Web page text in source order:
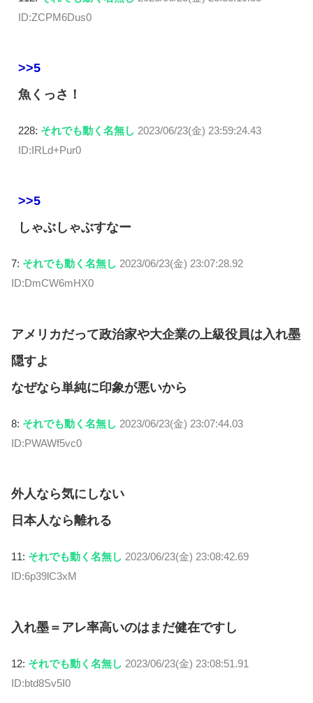
ID:ZCPM6Dus0
>>5
魚くっさ！
228: それでも動く名無し 2023/06/23(金) 23:59:24.43
ID:IRLd+Pur0
>>5
しゃぶしゃぶすなー
7: それでも動く名無し 2023/06/23(金) 23:07:28.92
ID:DmCW6mHX0
アメリカだって政治家や大企業の上級役員は入れ墨
隠すよ
なぜなら単純に印象が悪いから
8: それでも動く名無し 2023/06/23(金) 23:07:44.03
ID:PWAWf5vc0
外人なら気にしない
日本人なら離れる
11: それでも動く名無し 2023/06/23(金) 23:08:42.69
ID:6p39lC3xM
入れ墨＝アレ率高いのはまだ健在ですし
12: それでも動く名無し 2023/06/23(金) 23:08:51.91
ID:btd8Sv5I0